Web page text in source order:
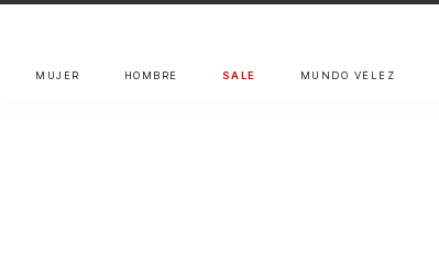
MUJER HOMBRE SALE MUNDO VÉLEZ